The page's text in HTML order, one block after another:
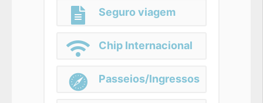
Seguro viagem
Chip Internacional
Passeios/Ingressos